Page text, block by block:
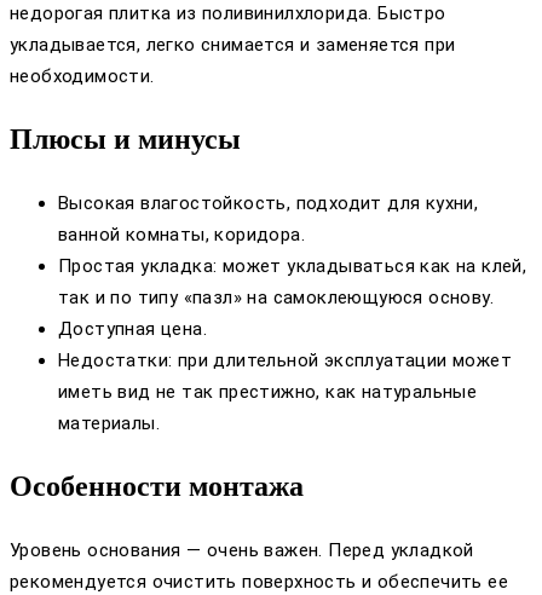
недорогая плитка из поливинилхлорида. Быстро
укладывается, легко снимается и заменяется при
необходимости.
Плюсы и минусы
Высокая влагостойкость, подходит для кухни,
ванной комнаты, коридора.
Простая укладка: может укладываться как на клей,
так и по типу «пазл» на самоклеющуюся основу.
Доступная цена.
Недостатки: при длительной эксплуатации может
иметь вид не так престижно, как натуральные
материалы.
Особенности монтажа
Уровень основания — очень важен. Перед укладкой
рекомендуется очистить поверхность и обеспечить ее